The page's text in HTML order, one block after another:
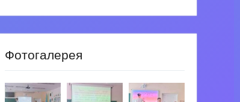
Фотогалерея